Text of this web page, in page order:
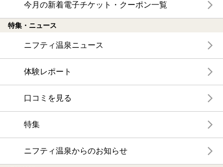
今月の新着電子チケット・クーポン一覧
特集・ニュース
ニフティ温泉ニュース
体験レポート
口コミを見る
特集
ニフティ温泉からのお知らせ